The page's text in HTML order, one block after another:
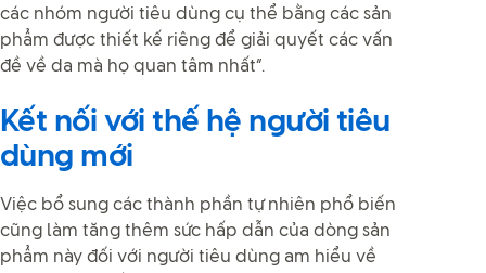
các nhóm người tiêu dùng cụ thể bằng các sản
phẩm được thiết kế riêng để giải quyết các vấn
đề về da mà họ quan tâm nhất”.
Kết nối với thế hệ người tiêu
dùng mới
Việc bổ sung các thành phần tự nhiên phổ biến
cũng làm tăng thêm sức hấp dẫn của dòng sản
phẩm này đối với người tiêu dùng am hiểu về